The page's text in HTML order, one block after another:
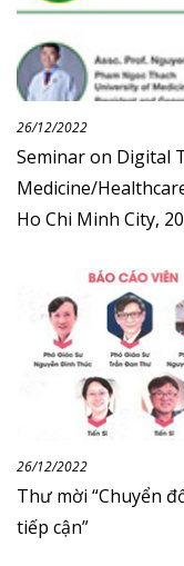
26/12/2022
Seminar on Digital
Medicine/Healthcare
Ho Chi Minh City,
26/12/2022
Thư mời “Chuyển
tiếp cận”